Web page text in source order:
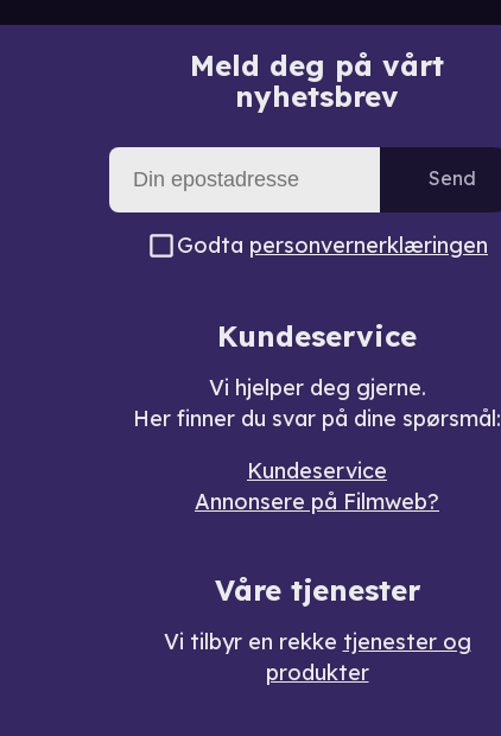
Meld deg på vårt
nyhetsbrev
Send
Godta personvernerklæringen
Kundeservice
Vi hjelper deg gjerne.
Her finner du svar på dine spørsmål:
Kundeservice
Annonsere på Filmweb?
Våre tjenester
Vi tilbyr en rekke tjenester og
produkter